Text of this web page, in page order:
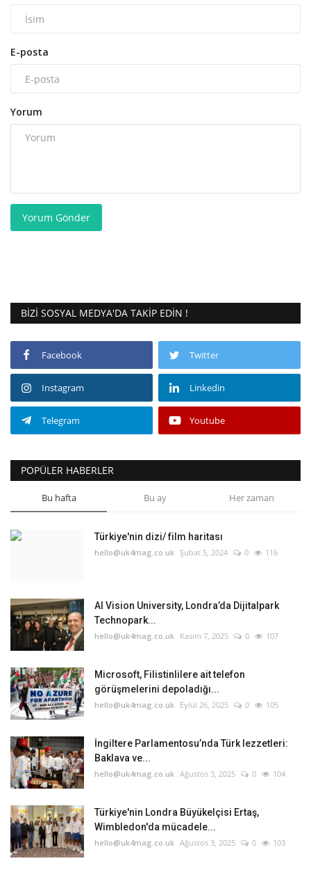
E-posta
Yorum
Yorum Gönder
BIZI SOSYAL MEDYA'DA TAKIP EDIN !
Facebook Twitter
Instagram Linkedin
Telegram Youtube
POPÜLER HABERLER
Bu hafta Bu ay Her zaman
Türkiye'nin dizi/ film haritası
hello@uk4mag.co.uk Şubat 5, 2024 0 116
AI Vision University, Londra’da Dijitalpark
Technopark...
hello@uk4mag.co.uk Kasım 7, 2025 0 107
Microsoft, Filistinlilere ait telefon
görüşmelerini depoladığı...
hello@uk4mag.co.uk Eylül 26, 2025 0 105
İngiltere Parlamentosu’nda Türk lezzetleri:
Baklava ve...
hello@uk4mag.co.uk Ağustos 3, 2025 0 104
Türkiye'nin Londra Büyükelçisi Ertaş,
Wimbledon'da mücadele...
hello@uk4mag.co.uk Ağustos 3, 2025 0 103